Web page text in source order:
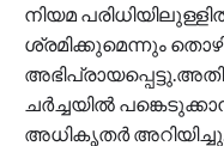
നിയമ
ശ്രമിക്കുമെന്നും
ചർച്ചയിൽ
അധികൃതർ